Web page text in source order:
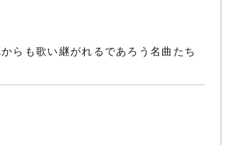
からも歌い継がれるであろう名曲たち